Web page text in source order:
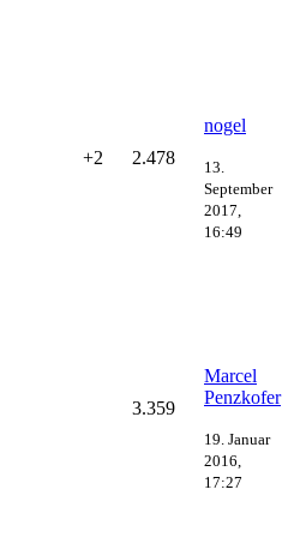
+2 2.478
nogel
13.
September
2017,
16:49
3.359
Marcel
Penzkofer
19. Januar
2016,
17:27